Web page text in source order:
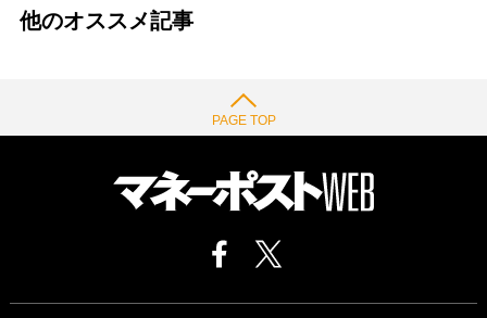
他のオススメ記事
PAGE TOP